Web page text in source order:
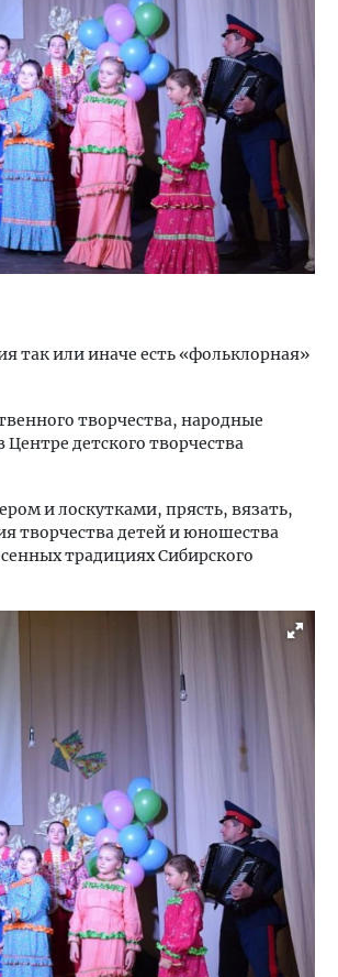
так или иначе есть «фольклорная»
творчества, народные
детского творчества
и лоскутками, прясть, вязать,
творчества детей и юношества
традициях Сибирского
идей.
рынка
Ищем новые берега.
«Жилищной инициативы»
Гатилов — о том, как
оставаться на плаву,
штормит
СТРОИТЕЛЬСТВО